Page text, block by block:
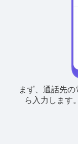
まず、通話先
ら入力します。